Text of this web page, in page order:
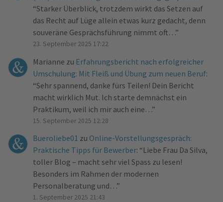
“Starker Überblick, trotzdem wirkt das Setzen auf
das Recht auf Lüge allein etwas kurz gedacht, denn
souveräne Gesprächsführung nimmt oft… ”
23. September 2025 17:22
Marianne zu Erfahrungsbericht nach erfolgreicher
Umschulung: Mit Fleiß und Übung zum neuen Beruf:
“Sehr spannend, danke fürs Teilen! Dein Bericht
macht wirklich Mut. Ich starte demnächst ein
Praktikum, weil ich mir auch eine… ”
15. September 2025 12:28
Bueroliebe01 zu Online-Vorstellungsgespräch:
Praktische Tipps für Bewerber: “Liebe Frau Da Silva,
toller Blog – macht sehr viel Spass zu lesen!
Besonders im Rahmen der modernen
Personalberatung und… ”
1. September 2025 21:43